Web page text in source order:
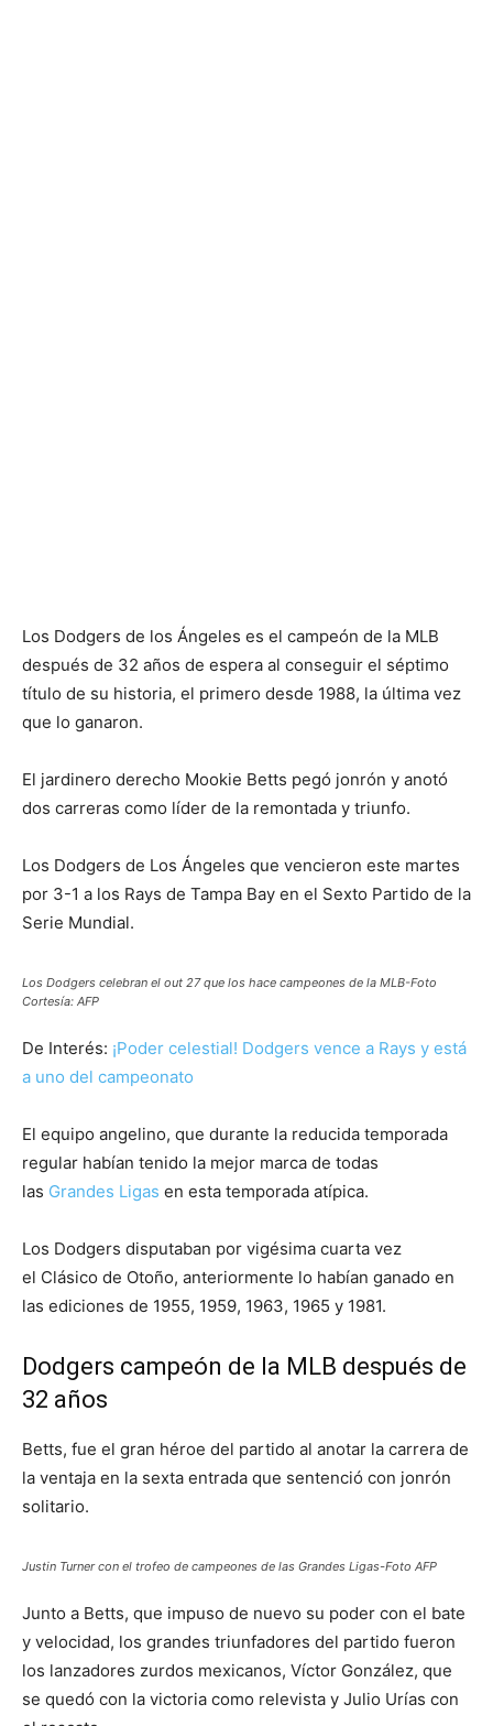
Los Dodgers de los Ángeles es el campeón de la MLB
después de 32 años de espera al conseguir el séptimo
título de su historia, el primero desde 1988, la última vez
que lo ganaron.
El jardinero derecho Mookie Betts pegó jonrón y anotó
dos carreras como líder de la remontada y triunfo.
Los Dodgers de Los Ángeles que vencieron este martes
por 3-1 a los Rays de Tampa Bay en el Sexto Partido de la
Serie Mundial.
Los Dodgers celebran el out 27 que los hace campeones de la MLB-Foto
Cortesía: AFP
De Interés: ¡Poder celestial! Dodgers vence a Rays y está
a uno del campeonato
El equipo angelino, que durante la reducida temporada
regular habían tenido la mejor marca de todas
las Grandes Ligas en esta temporada atípica.
Los Dodgers disputaban por vigésima cuarta vez
el Clásico de Otoño, anteriormente lo habían ganado en
las ediciones de 1955, 1959, 1963, 1965 y 1981.
Dodgers campeón de la MLB después de
32 años
Betts, fue el gran héroe del partido al anotar la carrera de
la ventaja en la sexta entrada que sentenció con jonrón
solitario.
Justin Turner con el trofeo de campeones de las Grandes Ligas-Foto AFP
Junto a Betts, que impuso de nuevo su poder con el bate
y velocidad, los grandes triunfadores del partido fueron
los lanzadores zurdos mexicanos, Víctor González, que
se quedó con la victoria como relevista y Julio Urías con